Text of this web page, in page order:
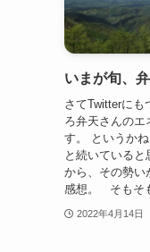
いまが旬、
さてTwitterにも
ろ弁天さんのエ
す。 というか
と続いている
から、その勢い
感想。 そもそ
2022年4月14日